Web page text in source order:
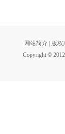
网站简介
版权
Copyright ©